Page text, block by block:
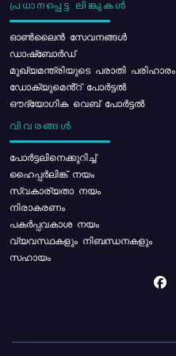
പ്രധാനപ്പെട്ട ലിങ്കുകൾ
ഓൺലൈൻ സേവനങ്ങൾ
ഡാഷ്ബോർഡ്
മുഖ്യമന്ത്രിയുടെ പരാതി പരിഹാരം
ഡോക്യുമെൻ്റ് പോർട്ടൽ
ഔദ്യോഗിക വെബ് പോർട്ടൽ
വിവരങ്ങൾ
പോര്‍ട്ടലിനെക്കുറിച്ച്
ഹൈപ്പർലിങ്ക് നയം
സ്വകാര്യതാ നയം
നിരാകരണം
പകർപ്പവകാശ നയം
വ്യവസ്ഥകളും നിബന്ധനകളും
സഹായം